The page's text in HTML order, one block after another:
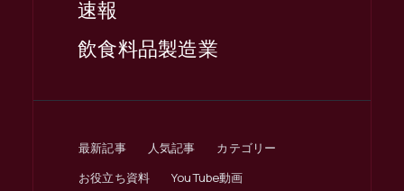
速報
飲食料品製造業
最新記事 人気記事
カテゴリー
お役立ち資料
YouTube動画